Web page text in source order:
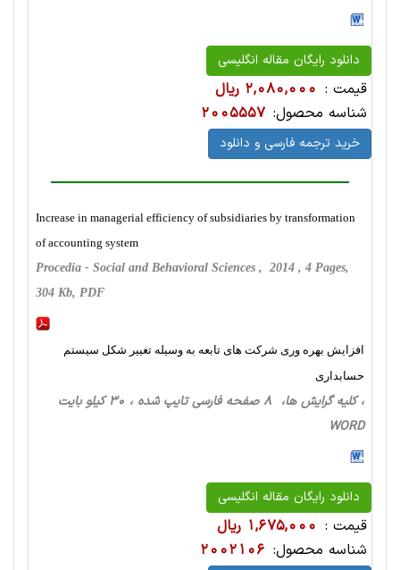
دانلود رایگان مقاله انگلیسی
قیمت : 2,080,000 ریال
شناسه محصول: 2005557
خرید ترجمه فارسی و دانلود
Increase in managerial efficiency of subsidiaries by transformation
of accounting system
Procedia - Social and Behavioral Sciences , 2014 , 4 Pages,
304 Kb, PDF
افزایش بهره وری شرکت های تابعه به وسیله تغییر شکل سیستم
حسابداری
، کلیه گرایش ها، 8 صفحه فارسی تایپ شده ، 30 کیلو بایت
WORD
دانلود رایگان مقاله انگلیسی
قیمت : 1,675,000 ریال
شناسه محصول: 2002106